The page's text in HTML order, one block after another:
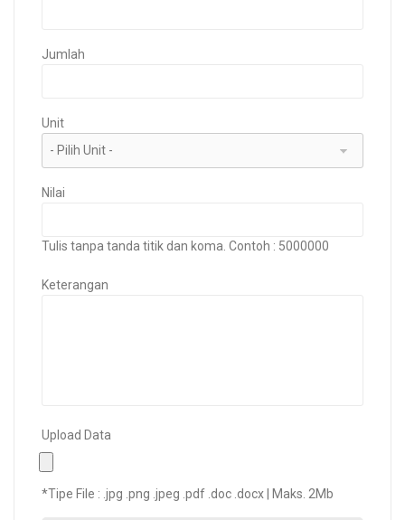
Jumlah
Unit
Nilai
Tulis tanpa tanda titik dan koma. Contoh : 5000000
Keterangan
Upload Data
*Tipe File : .jpg .png .jpeg .pdf .doc .docx | Maks. 2Mb